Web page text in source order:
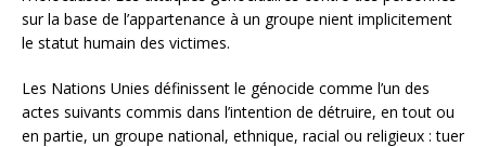
sur la base de l’appartenance à un groupe nient implicitement
le statut humain des victimes.
Les Nations Unies définissent le génocide comme l’un des
actes suivants commis dans l’intention de détruire, en tout ou
en partie, un groupe national, ethnique, racial ou religieux : tuer